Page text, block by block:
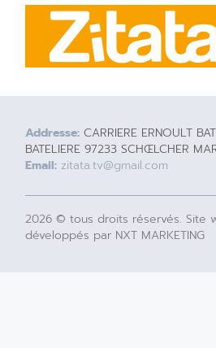
Addresse: CARRIERE ERNOULT
BATELIERE 97233 SCHŒLCHER
Email: zitata.tv@gmail.com
2026 © tous droits réservés. Site
développés par NXT MARKETING